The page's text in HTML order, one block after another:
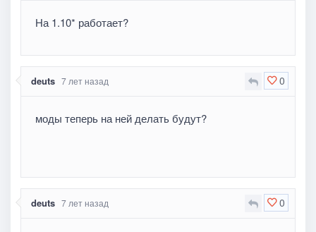
На 1.10* работает?
0
deuts 7 лет назад
моды теперь на ней делать будут?
0
deuts 7 лет назад